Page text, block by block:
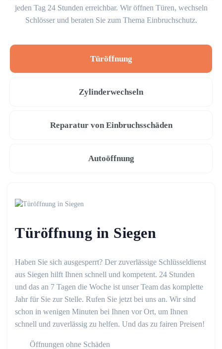
jeden Tag 24 Stunden erreichbar. Wir öffnen Türen, wechseln
Schlösser und beraten Sie zum Thema Einbruchschutz.
Türöffnung
Zylinderwechseln
Reparatur von Einbruchsschäden
Autoöffnung
Türöffnung in Siegen
Haben Sie sich ausgesperrt? Der zuverlässige Schlüsseldienst
aus Siegen hilft Ihnen schnell und kompetent. 24 Stunden
und das an 7 Tagen die Woche ist unser Team das komplette
Jahr für Sie zur Stelle. Rufen Sie jetzt bei uns an. Wir sind
schon in wenigen Minuten bei Ihnen vor Ort, um Ihnen
schnell und zuverlässig zu helfen. Und das zu fairen Preisen!
Öffnungen ohne Schäden